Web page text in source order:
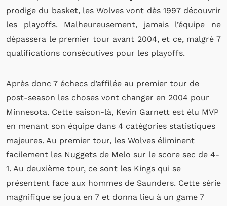
prodige du basket, les Wolves vont dès 1997 découvrir
les playoffs. Malheureusement, jamais l’équipe ne
dépassera le premier tour avant 2004, et ce, malgré 7
qualifications consécutives pour les playoffs.
Après donc 7 échecs d’affilée au premier tour de
post-season les choses vont changer en 2004 pour
Minnesota. Cette saison-là, Kevin Garnett est élu MVP
en menant son équipe dans 4 catégories statistiques
majeures. Au premier tour, les Wolves éliminent
facilement les Nuggets de Melo sur le score sec de 4-
1. Au deuxième tour, ce sont les Kings qui se
présentent face aux hommes de Saunders. Cette série
magnifique se joua en 7 et donna lieu à un game 7